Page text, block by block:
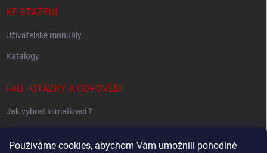
Používáme cookies, abychom Vám umožnili pohodlné
KE STAŽENÍ
Uživatelské manuály
Katalogy
FAQ - OTÁZKY A ODPOVĚDI
Jak vybrat klimatizaci ?